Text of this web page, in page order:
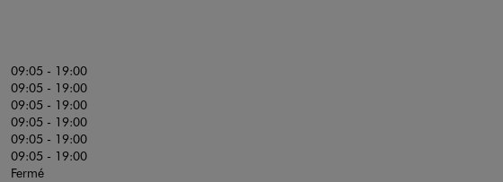
09:05 - 19:00
09:05 - 19:00
09:05 - 19:00
09:05 - 19:00
09:05 - 19:00
09:05 - 19:00
Fermé